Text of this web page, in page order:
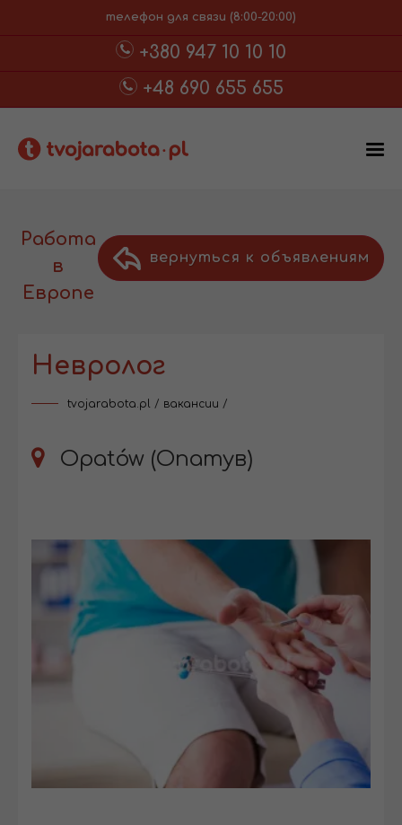
телефон для связи (8:00-20:00)
+380 947 10 10 10
+48 690 655 655
вернуться к объявлениям
Работа
в
Европе
Невролог
tvojarabota.pl / вакансии /
Opatów (Опатув)